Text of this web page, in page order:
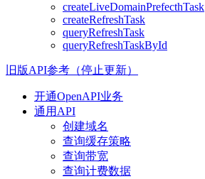
createLiveDomainPrefecthTask
createRefreshTask
queryRefreshTask
queryRefreshTaskById
旧版API参考（停止更新）
开通OpenAPI业务
通用API
创建域名
查询缓存策略
查询带宽
查询计费数据